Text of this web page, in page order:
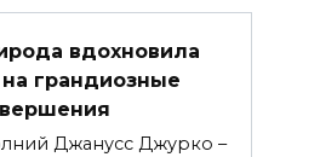
вдохновила
грандиозные
Джанусс Джурко –